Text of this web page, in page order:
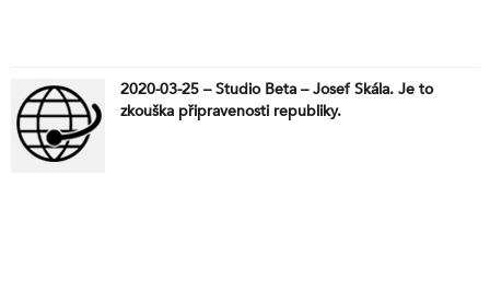
2020-03-25 – Studio Beta – Josef Skála. Je to
zkouška připravenosti republiky.